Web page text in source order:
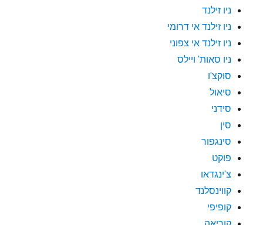
ניו זילנד
ניו זילנד אי דרומי
ניו זילנד אי צפוני
ניו סאות' ויילס
סוקצ'ו
סיאול
סידני
סין
סינגפור
פוקט
צ'ינגדאו
קווינסלנד
קופיפי